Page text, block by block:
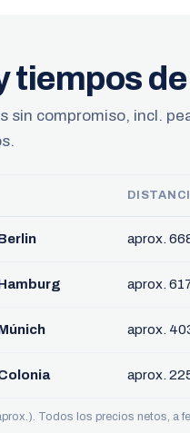
tiempos
sin compromiso, incl.
aprox.
aprox.
aprox.
aprox.
Todos los precios netos, a